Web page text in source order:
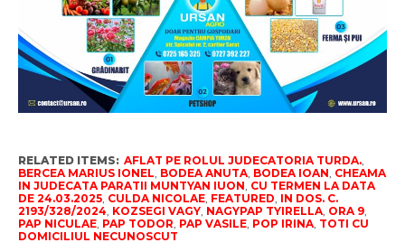
RELATED ITEMS: AFLAT PE ROLUL JUDECATORIA TURDA.,
BERCEA MARIUS IONEL BODEA ANUTA, BODEA IOAN CHEAMA
IN JUDECATA PARATII MUNTYAN IUON CU TERMEN LA DATA
DE 24.03.2025, CULDA NICOLAE, FEATURED IN DOS. C.
2193/328/2024 KOZSEGI VAGY, NAGYPAP TYIRELLA, ORA 9,
PAP NICULAE, PAP TODOR PAP VASILE, POP IRINA, TOTI CU
DOMICILIUL NECUNOSCUT